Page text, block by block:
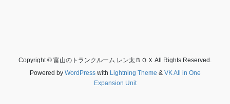
Copyright © 富山のトランクルーム レン太ＢＯＸ All Rights Reserved.
Powered by WordPresswith Lightning Theme & VK All in One
Expansion Unit